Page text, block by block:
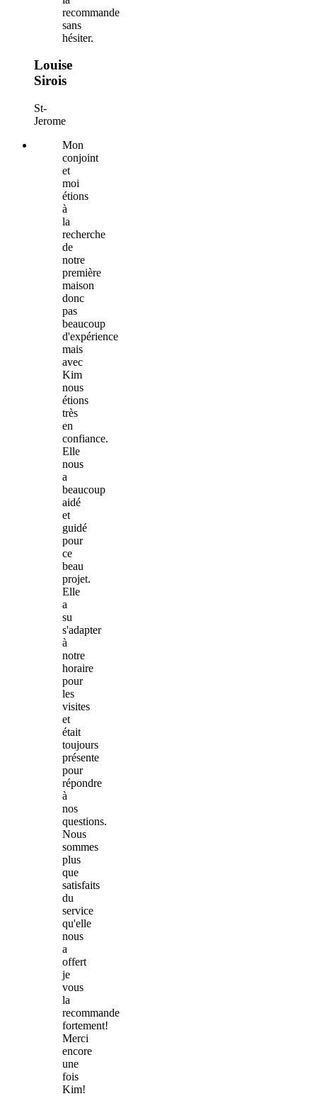
recommande
sans
hésiter.
Louise
Sirois
St-
Jerome
Mon
conjoint
et
moi
étions
à
la
recherche
de
notre
première
maison
donc
pas
beaucoup
d'expérience
mais
avec
Kim
nous
étions
très
en
confiance.
Elle
nous
a
beaucoup
aidé
et
guidé
pour
ce
beau
projet.
Elle
a
su
s'adapter
à
notre
horaire
pour
les
visites
et
était
toujours
présente
pour
répondre
à
nos
questions.
Nous
sommes
plus
que
satisfaits
du
service
qu'elle
nous
a
offert
je
vous
la
recommande
fortement!
Merci
encore
une
fois
Kim!